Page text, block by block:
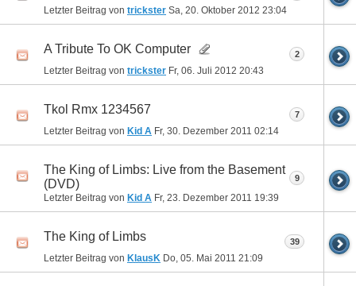
Letzter Beitrag von trickster Sa, 20. Oktober 2012 23:04
A Tribute To OK Computer
Letzter Beitrag von trickster Fr, 06. Juli 2012 20:43
2
Tkol Rmx 1234567
Letzter Beitrag von Kid A Fr, 30. Dezember 2011 02:14
7
The King of Limbs: Live from the Basement
(DVD)
Letzter Beitrag von Kid A Fr, 23. Dezember 2011 19:39
9
The King of Limbs
Letzter Beitrag von KlausK Do, 05. Mai 2011 21:09
39